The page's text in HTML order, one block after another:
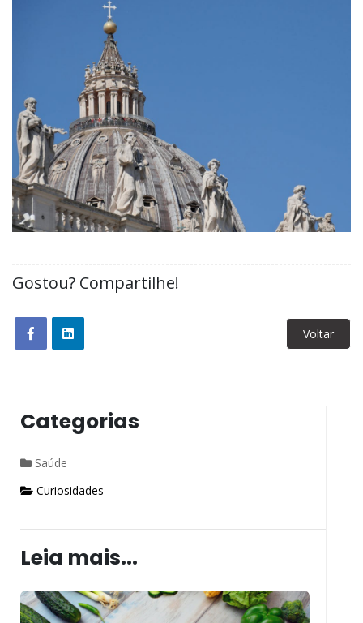
Gostou? Compartilhe!
Voltar
Categorias
Saúde
Curiosidades
Leia mais...